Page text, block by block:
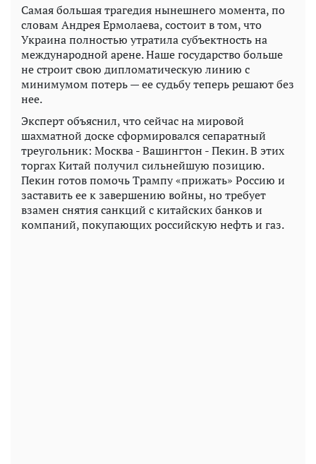
Самая большая трагедия нынешнего момента, по
словам Андрея Ермолаева, состоит в том, что
Украина полностью утратила субъектность на
международной арене. Наше государство больше
не строит свою дипломатическую линию с
минимумом потерь — ее судьбу теперь решают без
нее.
Эксперт объяснил, что сейчас на мировой
шахматной доске сформировался сепаратный
треугольник: Москва - Вашингтон - Пекин. В этих
торгах Китай получил сильнейшую позицию.
Пекин готов помочь Трампу «прижать» Россию и
заставить ее к завершению войны, но требует
взамен снятия санкций с китайских банков и
компаний, покупающих российскую нефть и газ.